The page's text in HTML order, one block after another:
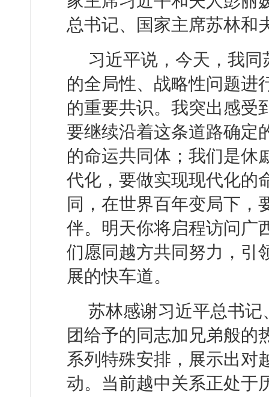
总书记、国家主席苏林和
习近平说，今天，我
的全局性、战略性问题进
的重要共识。我突出感受
要继续沿着这条道路确定
的命运共同体；我们是休
代化，要做实现现代化的
同，在世界百年变局下，
伴。明天你将启程访问广
们愿同越方共同努力，引
展的快车道。
苏林感谢习近平总书
团给予的同志加兄弟般的
系列特殊安排，展示出对
动。当前越中关系正处于